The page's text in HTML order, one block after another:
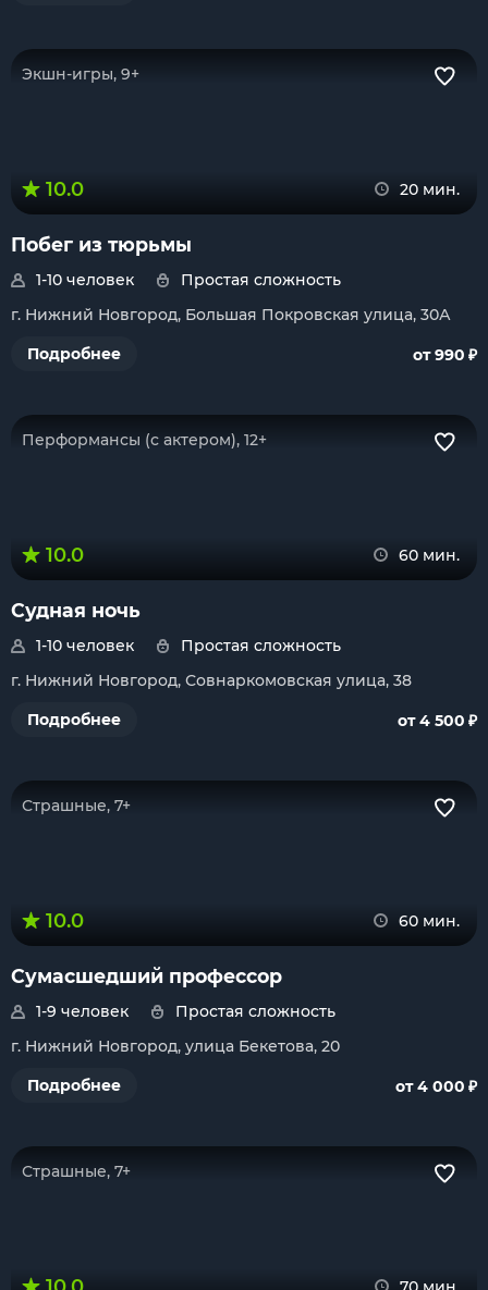
Экшн-игры, 9+
10.0 20 мин.
Побег из тюрьмы
1-10 человек
Простая сложность
г. Нижний Новгород, Большая Покровская улица, 30А
Подробнее
от 990 ₽
Перформансы (с актером), 12+
10.0 60 мин.
Судная ночь
1-10 человек
Простая сложность
г. Нижний Новгород, Совнаркомовская улица, 38
Подробнее
от 4 500 ₽
Страшные, 7+
10.0 60 мин.
Сумасшедший профессор
1-9 человек
Простая сложность
г. Нижний Новгород, улица Бекетова, 20
Подробнее
от 4 000 ₽
Страшные, 7+